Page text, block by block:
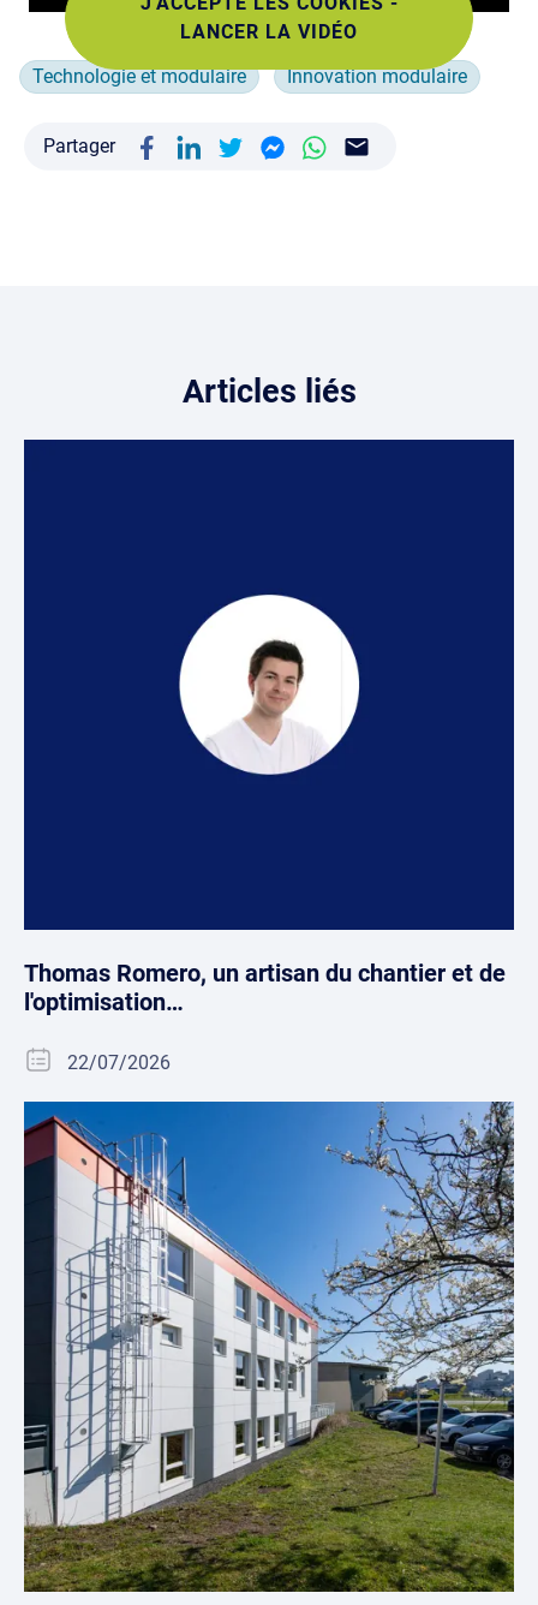
LANCER LA VIDÉO
Technologie et modulaire
Innovation modulaire
Partager
Articles liés
Thomas Romero, un artisan du chantier et de
l'optimisation…
22/07/2026